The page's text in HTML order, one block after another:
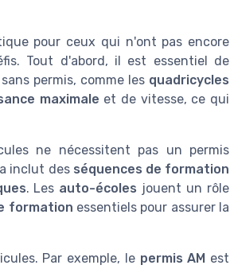
pour ceux qui n'ont pas encore
Tout d'abord, il est essentiel de
permis, comme les quadricycles
maximale et de vitesse, ce qui
ne nécessitent pas un permis
inclut des séquences de formation
. Les auto-écoles jouent un rôle
formation essentiels pour assurer la
Par exemple, le permis AM est